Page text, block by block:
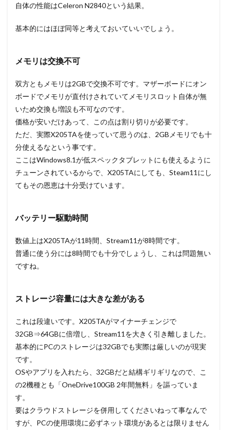
自体の性能はCeleron N2840という結果。
基本的にはほぼ同等と考えておいていいでしょう。
メモリは交換不可
双方ともメモリは2GBで交換不可です。マザーボードにオン
ボードでメモリが直付けされていてメモリスロット自体が無
いため交換も増設も不可なのです。
価格が安いだけあって、この点は割り切りが必要です。
ただ、実際X205TAを使っていて思うのは、2GBメモリでも十
分使えるなという事です。
ここはWindows8.1が低スペックタブレットにも使えるように
チューンされているからで、X205TAにしても、Steam11にし
てもその恩恵は十分受けています。
バッテリー駆動時間
数値上はX205TAが11時間、Stream11が8時間です。
普通に使う分には8時間でも十分でしょうし、これは問題無い
ですね。
ストレージ容量には大きな差がある
これは段違いです。X205TAがマイナーチェンジで
32GB⇒64GBに倍増し、Stream11を大きく引き離しました。
基本的にPCのストレージは32GBでも実際は厳しいのが現実
です。
OSやアプリを入れたら、32GBだと結構ギリギリなので、こ
の2機種とも「OneDrive100GB 2年間無料」を謳っていま
す。
要はクラウドストレージを併用してくださいねって事なんで
すが、PCの使用環境に必ずネット環境があるとは限りません